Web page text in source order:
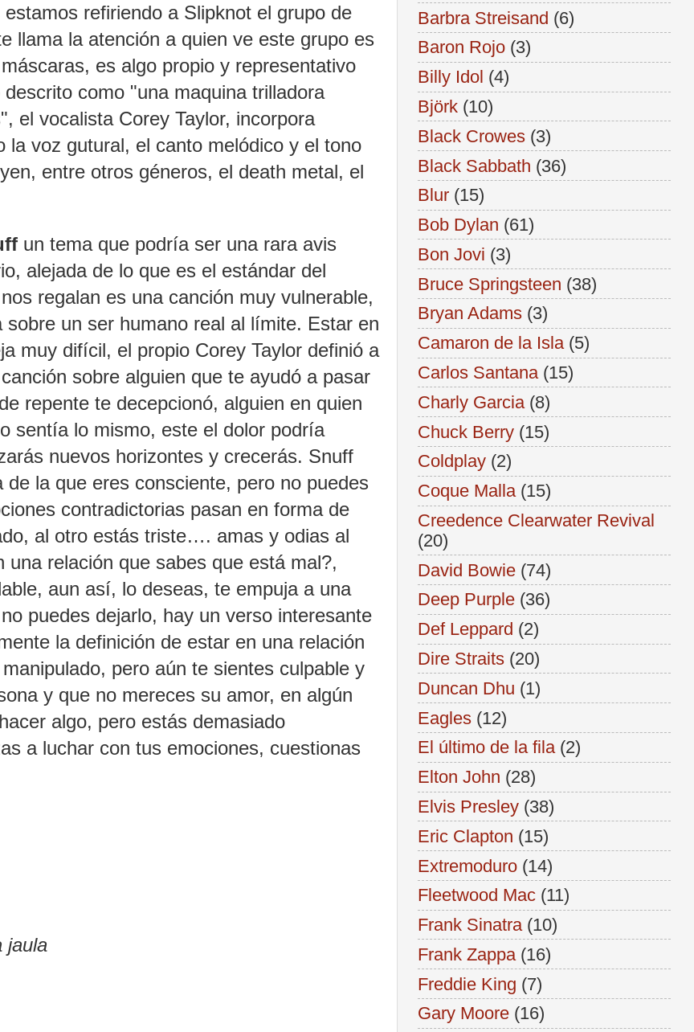
refiriendo a Slipknot el grupo de
llama la atención a quien ve este grupo es
es algo propio y representativo
como "una maquina trilladora
el vocalista Corey Taylor, incorpora
voz gutural, el canto melódico y el tono
entre otros géneros, el death metal, el
un tema que podría ser una rara avis
alejada de lo que es el estándar del
regalan es una canción muy vulnerable,
sobre un ser humano real al límite. Estar en
muy difícil, el propio Corey Taylor definió a
sobre alguien que te ayudó a pasar
repente te decepcionó, alguien en quien
sentía lo mismo, este el dolor podría
nuevos horizontes y crecerás. Snuff
la que eres consciente, pero no puedes
contradictorias pasan en forma de
al otro estás triste…. amas y odias al
relación que sabes que está mal?,
aun así, lo deseas, te empuja a una
puedes dejarlo, hay un verso interesante
la definición de estar en una relación
pero aún te sientes culpable y
y que no mereces su amor, en algún
algo, pero estás demasiado
a luchar con tus emociones, cuestionas
jaula
Barbra Streisand (6)
Baron Rojo (3)
Billy Idol (4)
Björk (10)
Black Crowes (3)
Black Sabbath (36)
Blur (15)
Bob Dylan (61)
Bon Jovi (3)
Bruce Springsteen (38)
Bryan Adams (3)
Camaron de la Isla (5)
Carlos Santana (15)
Charly Garcia (8)
Chuck Berry (15)
Coldplay (2)
Coque Malla (15)
Creedence Clearwater Revival
(20)
David Bowie (74)
Deep Purple (36)
Def Leppard (2)
Dire Straits (20)
Duncan Dhu (1)
Eagles (12)
El último de la fila (2)
Elton John (28)
Elvis Presley (38)
Eric Clapton (15)
Extremoduro (14)
Fleetwood Mac (11)
Frank Sinatra (10)
Frank Zappa (16)
Freddie King (7)
Gary Moore (16)